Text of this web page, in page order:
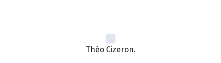
Théo Cizeron.